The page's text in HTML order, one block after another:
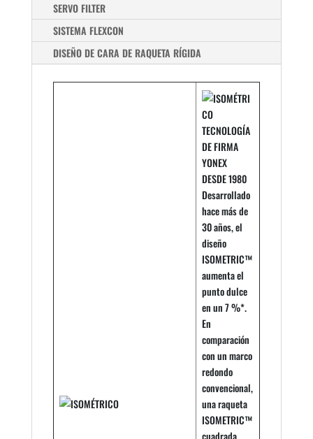
SERVO FILTER
SISTEMA FLEXCON
DISEÑO DE CARA DE RAQUETA RÍGIDA
TECNOLOGÍA
DE FIRMA
YONEX
DESDE 1980
Desarrollado
hace más de
30 años, el
diseño
ISOMETRIC™
aumenta el
punto dulce
en un 7 %*.
En
comparación
con un marco
redondo
convencional,
una raqueta
ISOMETRIC™